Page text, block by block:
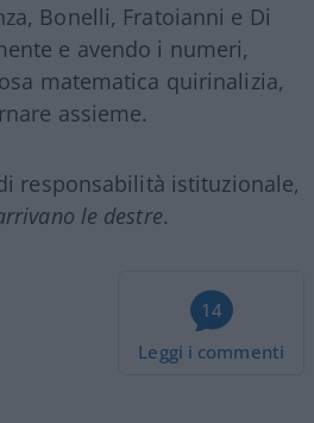
Bonelli, Fratoianni e Di
e avendo i numeri,
matematica quirinalizia,
assieme.
responsabilità istituzionale,
le destre.
14
Leggi i commenti